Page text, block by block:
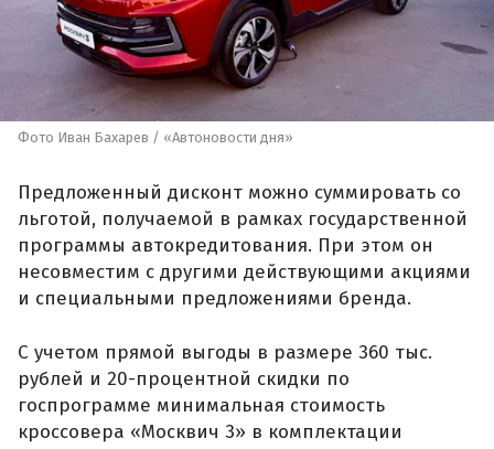
Фото Иван Бахарев / «Автоновости дня»
Предложенный дисконт можно суммировать со
льготой, получаемой в рамках государственной
программы автокредитования. При этом он
несовместим с другими действующими акциями
и специальными предложениями бренда.
С учетом прямой выгоды в размере 360 тыс.
рублей и 20-процентной скидки по
госпрограмме минимальная стоимость
кроссовера «Москвич 3» в комплектации